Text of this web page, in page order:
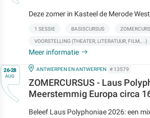
Deze zomer in Kasteel de Merode
1 SESSIE BASISCURSUS
VOORSTELLING (THEATER, LITERATUUR, FILM,...)
Meer informatie
Op26-28
AUG
IN
ANTWERPEN EN ANTWERPEN # 13579
ZOMERCURSUS - Laus
Meerstemmig Europa circa
Beleef Laus Polyphoniae 2026: een